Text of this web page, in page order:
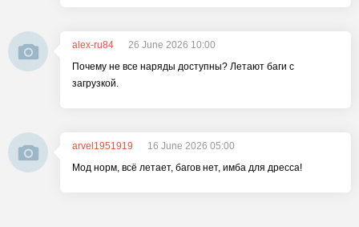
alex-ru84
26 June 2026 10:00
Почему не все наряды доступны? Летают баги с
загрузкой.
arvel1951919
16 June 2026 05:00
Мод норм, всё летает, багов нет, имба для дресса!